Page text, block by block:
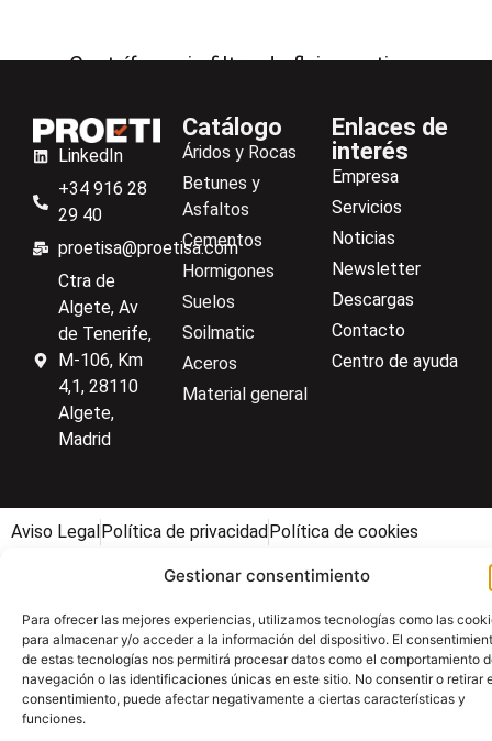
Gestionar consentimiento
Para ofrecer las mejores experiencias, utilizamos tecnologías como las
para almacenar y/o acceder a la información del dispositivo. El
de estas tecnologías nos permitirá procesar datos como el comportamiento
navegación o las identificaciones únicas en este sitio. No consentir o retirar
consentimiento, puede afectar negativamente a ciertas características y
funciones.
Centrífuga sin filtro de flujo continuo
LinkedIn
+34 916 28
29 40
proetisa@proetisa.com
Ctra de
Algete, Av
de Tenerife,
M-106, Km
4,1, 28110
Algete,
Madrid
Catálogo
Áridos y Rocas
Betunes y
Asfaltos
Cementos
Hormigones
Suelos
Soilmatic
Aceros
Material general
Enlaces de
interés
Empresa
Servicios
Noticias
Newsletter
Descargas
Contacto
Centro de ayuda
Aviso Legal Política de privacidad Política de cookies